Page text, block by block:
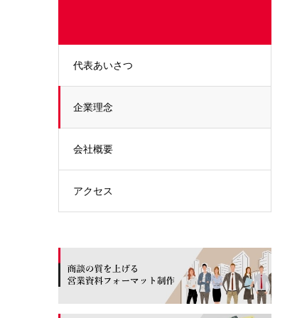
代表あいさつ
企業理念
会社概要
アクセス